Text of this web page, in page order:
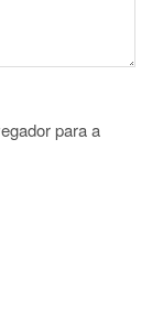
para a